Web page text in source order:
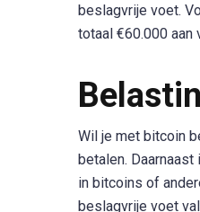
beslagvrije voet.
totaal €60.000 aan
Wil je met bitcoin
betalen.
in bitcoins of
beslagvrije voet